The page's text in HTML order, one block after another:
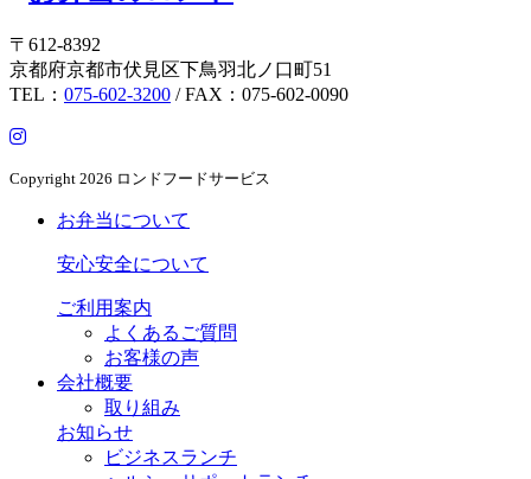
〒612-8392
京都府京都市伏見区下鳥羽北ノ口町51
TEL： 075-602-3200 / FAX：075-602-0090
Copyright 2026 ロンドフードサービス
お弁当について
安心安全について
ご利用案内
よくあるご質問
お客様の声
会社概要
取り組み
お知らせ
ビジネスランチ